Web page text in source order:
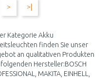
> >|
Kategorie Akku
finden Sie unser
an qualitativen Produkten
Hersteller:BOSCH
MAKITA, EINHELL,